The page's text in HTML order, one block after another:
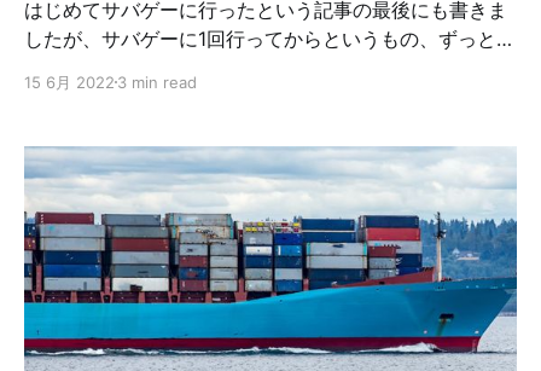
はじめてサバゲーに行ったという記事の最後にも書きま
したが、サバゲーに1回行ってからというもの、ずっとエ
どうやら自分だけじゃなかったらしく、一緒に参加して
うです。 結局、数週間後エアガンを見に行くことにな
り、全員愛銃を手にすることになりました。 実ははじめ
てサバゲーに参加した日の昼過ぎぐらいからずっと「欲
しいけど、買うなら月1回ぐらいはサバゲーに行かないと
ダメだよな」みたいな会話を永遠してましたｗ 買ったと
いうことはきっと月1ペースで参加するんでしょう。たぶ
ん。 ということで、私が買ったのは以下の銃です。
HK416をベースにすべて黒でまとめました。 パーツなど
15 6月 2022 3 min read